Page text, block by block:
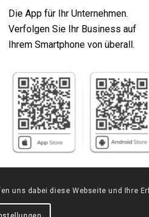
Die App für Ihr Unternehmen.
Verfolgen Sie Ihr Business auf
Ihrem Smartphone von überall.
uns dabei diese Webseite und Ihre